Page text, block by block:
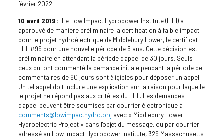
février 2022.
10 avril 2019 : Le Low Impact Hydropower Institute (LIHI) a
approuvé de manière préliminaire la certification à faible impact
pour le projet hydroélectrique de Middlebury Lower, le certificat
LIHI #99 pour une nouvelle période de 5 ans. Cette décision est
préliminaire en attendant la période d'appel de 30 jours. Seuls
ceux qui ont commenté la demande initiale pendant la période de
commentaires de 60 jours sont éligibles pour déposer un appel.
Un tel appel doit inclure une explication sur la raison pour laquelle
le projet ne répond pas aux critères du LIHI. Les demandes
d'appel peuvent être soumises par courrier électronique à
comments@lowimpacthydro.org avec « Middlebury Lower
Hydroelectric Project » dans l'objet du message, ou par courrier
adressé au Low Impact Hydropower Institute, 329 Massachusetts